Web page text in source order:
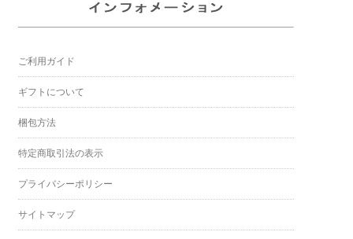
ご利用ガイド
ギフトについて
梱包方法
特定商取引法の表示
プライバシーポリシー
サイトマップ